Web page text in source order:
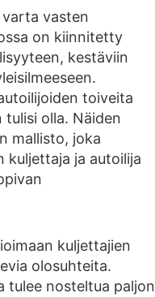
vasten
on kiinnitetty
kestäviin
toiveita
olla. Näiden
mallisto, joka
kuljettaja ja autoilija
kuljettajien
olosuhteita.
tulee nosteltua paljon